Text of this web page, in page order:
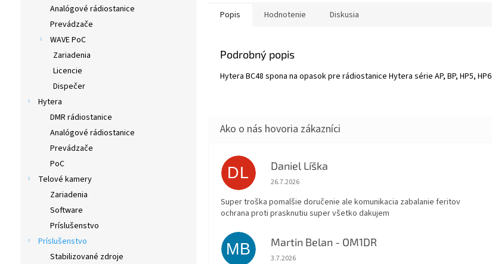
Analógové rádiostanice
Prevádzače
WAVE PoC
Zariadenia
Licencie
Dispečer
Hytera
DMR rádiostanice
Analógové rádiostanice
Prevádzače
PoC
Telové kamery
Zariadenia
Software
Príslušenstvo
Príslušenstvo
Stabilizované zdroje
Popis Hodnotenie Diskusia
Podrobný popis
Hytera BC48 spona na opasok pre rádiostanice Hytera série AP, BP, HP5, HP6
DL Daniel Líška
Hodnotenie obchodu je 5 z 5 hviezdičiek.
26.7.2026
Super troška pomalšie doručenie ale komunikacia zabalanie feritov
ochrana proti prasknutiu super všetko dakujem
MB Martin Belan - OM1DR
Hodnotenie obchodu je 5 z 5 hviezdičiek.
3.7.2026